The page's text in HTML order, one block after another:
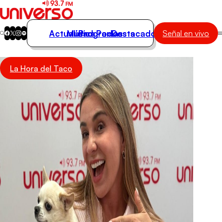
Actualidad
Música
Podcasts
Destacados
Actualidad
Música
Programas
Podcasts
Destacados Señal en vivo
La Hora del Taco